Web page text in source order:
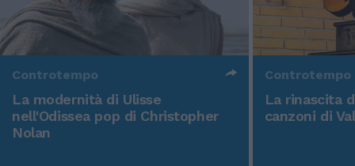
Controtempo
La modernità di Ulisse
nell'Odissea pop di Christopher
Nolan
Controtempo
La rinascita
canzoni di